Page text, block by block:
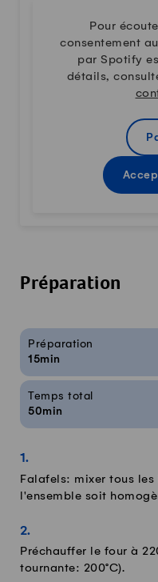
Pour
consentement
par Spotify
détails,
Préparation
Infos sur la recette
Préparation
15min
Temps total
50min
Falafels: mixer tous
l'ensemble soit
Préchauffer le four à
tournante: 200°C).